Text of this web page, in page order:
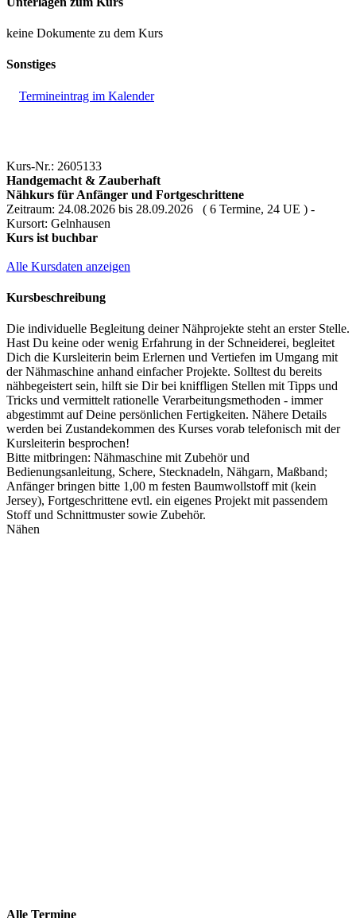
keine Dokumente zu dem Kurs
Sonstiges
Termineintrag im Kalender
Kurs-Nr.: 2605133
Handgemacht & Zauberhaft
Nähkurs für Anfänger und Fortgeschrittene
Zeitraum: 24.08.2026 bis 28.09.2026 ( 6 Termine, 24 UE ) -
Kursort: Gelnhausen
Kurs ist buchbar
Alle Kursdaten anzeigen
Kursbeschreibung
Die individuelle Begleitung deiner Nähprojekte steht an erster Stelle.
Hast Du keine oder wenig Erfahrung in der Schneiderei, begleitet
Dich die Kursleiterin beim Erlernen und Vertiefen im Umgang mit
der Nähmaschine anhand einfacher Projekte. Solltest du bereits
nähbegeistert sein, hilft sie Dir bei kniffligen Stellen mit Tipps und
Tricks und vermittelt rationelle Verarbeitungsmethoden - immer
abgestimmt auf Deine persönlichen Fertigkeiten. Nähere Details
werden bei Zustandekommen des Kurses vorab telefonisch mit der
Kursleiterin besprochen!
Bitte mitbringen: Nähmaschine mit Zubehör und
Bedienungsanleitung, Schere, Stecknadeln, Nähgarn, Maßband;
Anfänger bringen bitte 1,00 m festen Baumwollstoff mit (kein
Jersey), Fortgeschrittene evtl. ein eigenes Projekt mit passendem
Stoff und Schnittmuster sowie Zubehör.
Nähen
Alle Termine